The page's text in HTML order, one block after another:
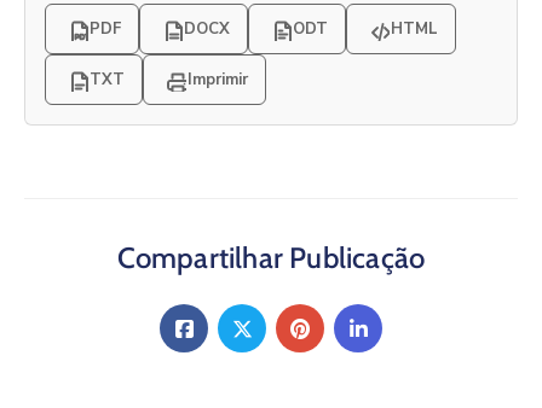
PDF DOCX ODT HTML
TXT Imprimir
Compartilhar Publicação